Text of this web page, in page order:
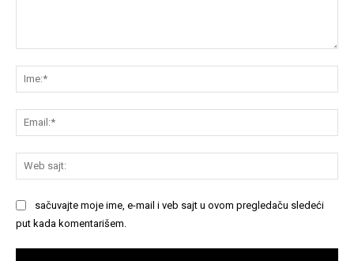
sačuvajte moje ime, e-mail i veb sajt u ovom pregledaču sledeći
put kada komentarišem.